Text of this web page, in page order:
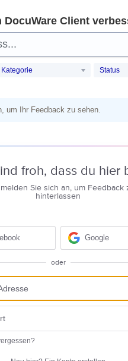
Client
Kategorie Status
um Ihr Feedback zu sehen.
froh, dass du hier
Sie sich an, um Feedback
hinterlassen
Google
oder